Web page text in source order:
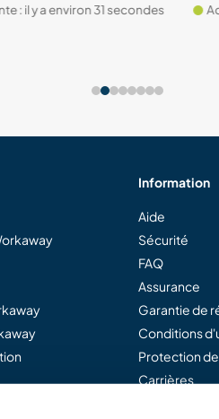
a environ 31 secondes
Activité
Information
Aide
Sécurité
FAQ
Assurance
Garantie de
Conditions
Protection
Carrières